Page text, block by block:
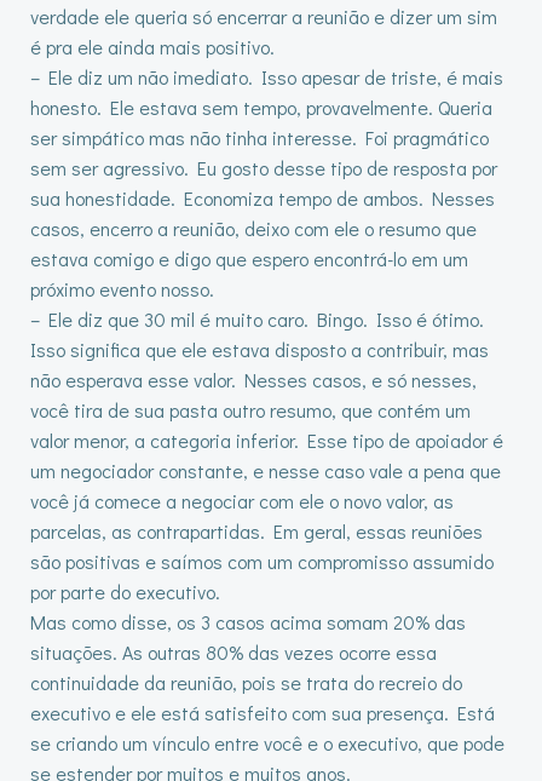
verdade ele queria só encerrar a reunião e dizer um sim
é pra ele ainda mais positivo.
– Ele diz um não imediato. Isso apesar de triste, é mais
honesto. Ele estava sem tempo, provavelmente. Queria
ser simpático mas não tinha interesse. Foi pragmático
sem ser agressivo. Eu gosto desse tipo de resposta por
sua honestidade. Economiza tempo de ambos. Nesses
casos, encerro a reunião, deixo com ele o resumo que
estava comigo e digo que espero encontrá-lo em um
próximo evento nosso.
– Ele diz que 30 mil é muito caro. Bingo. Isso é ótimo.
Isso significa que ele estava disposto a contribuir, mas
não esperava esse valor. Nesses casos, e só nesses,
você tira de sua pasta outro resumo, que contém um
valor menor, a categoria inferior. Esse tipo de apoiador é
um negociador constante, e nesse caso vale a pena que
você já comece a negociar com ele o novo valor, as
parcelas, as contrapartidas. Em geral, essas reuniões
são positivas e saímos com um compromisso assumido
por parte do executivo.
Mas como disse, os 3 casos acima somam 20% das
situações. As outras 80% das vezes ocorre essa
continuidade da reunião, pois se trata do recreio do
executivo e ele está satisfeito com sua presença. Está
se criando um vínculo entre você e o executivo, que pode
se estender por muitos e muitos anos.